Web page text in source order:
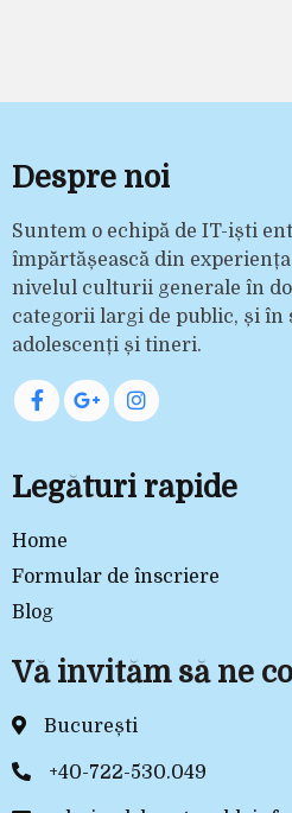
Despre noi
Suntem o echipă de IT-iști
împărtășească din
nivelul culturii generale în
categorii largi de public, și în
adolescenți și tineri.
Legături rapide
Home
Formular de înscriere
Blog
Vă invităm să ne
București
+40-722-530.049